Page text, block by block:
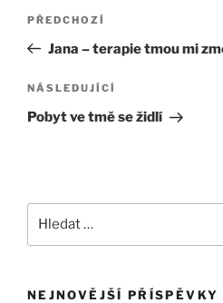
Navigace
příspěvek
Předchozí
příspěvek
PŘEDCHOZÍ
Jana – terapie tmou mi
Následující
příspěvek
NÁSLEDUJÍCÍ
Pobyt ve tmě se židlí
NEJNOVĚJŠÍ PŘÍSPĚVKY